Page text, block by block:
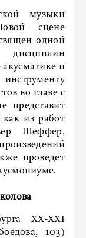
музыки
сцене
одной
и
во главе с
представит
из работ
Шеффер,
проведет
ХХ-XXI
103)